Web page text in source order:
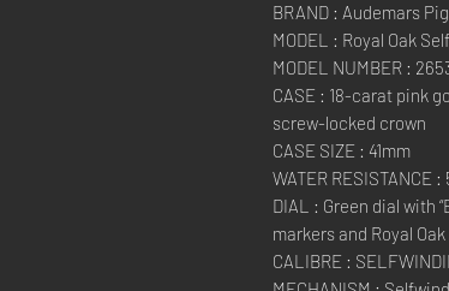
BRAND : Audemars
MODEL : Royal Oak
MODEL NUMBER :
CASE : 18-carat pink
screw-locked crown
CASE SIZE : 41mm
WATER RESISTANCE :
DIAL : Green dial with
markers and Royal
CALIBRE :